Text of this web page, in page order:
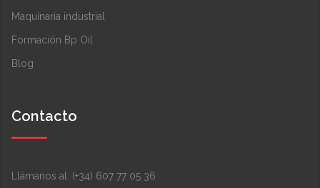
Maquinaria industrial
Formación Bp Oil
Blog
Contacto
Llámanos al: (+34) 607 77 05 36